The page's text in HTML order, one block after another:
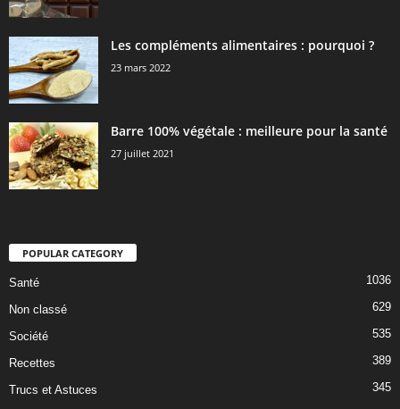
Les compléments alimentaires : pourquoi ?
23 mars 2022
Barre 100% végétale : meilleure pour la santé
27 juillet 2021
POPULAR CATEGORY
Santé 1036
Non classé 629
Société 535
Recettes 389
Trucs et Astuces
345